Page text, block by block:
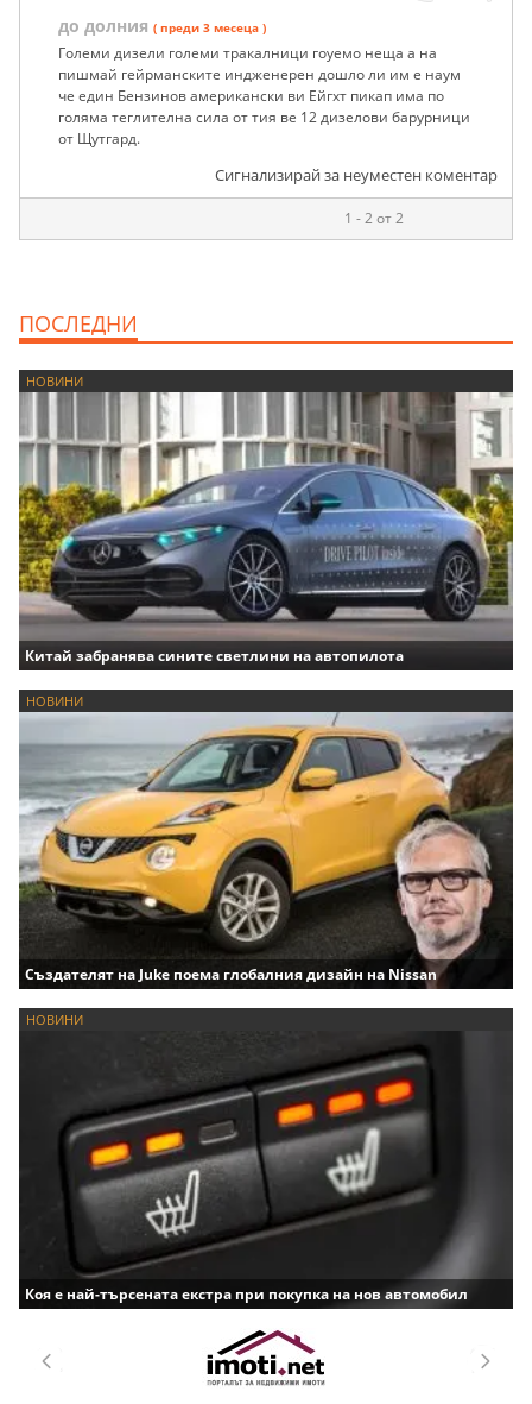
до долния ( преди 3 месеца )
Големи дизели големи тракалници гоуемо неща а на
пишмай гейрманските индженерен дошло ли им е наум
че един Бензинов американски ви Ейгхт пикап има по
голяма теглителна сила от тия ве 12 дизелови барурници
от Щутгард.
Сигнализирай за неуместен коментар
1 - 2 от 2
ПОСЛЕДНИ
НОВИНИ
Китай забранява сините светлини на автопилота
НОВИНИ
Създателят на Juke поема глобалния дизайн на Nissan
НОВИНИ
Коя е най-търсената екстра при покупка на нов автомобил